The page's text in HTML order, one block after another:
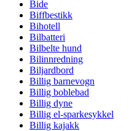
Bide
Biffbestikk
Bihotell
Bilbatteri
Bilbelte hund
Bilinnredning
Biljardbord
Billig barnevogn
Billig boblebad
Billig dyne
Billig el-sparkesykkel
Billig kajakk